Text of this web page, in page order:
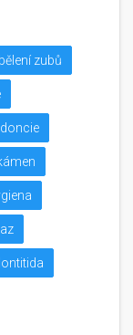
bělení zubů